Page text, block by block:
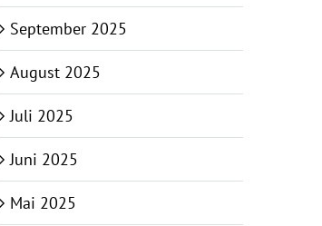
September 2025
August 2025
Juli 2025
Juni 2025
Mai 2025